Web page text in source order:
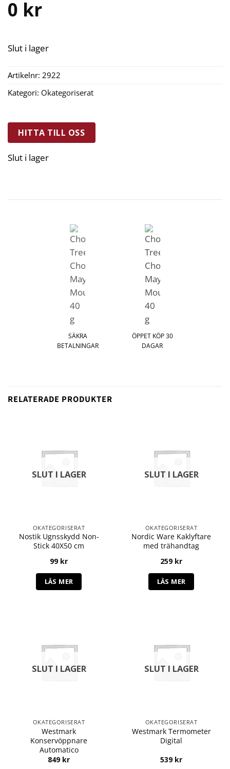
0 kr
Slut i lager
Artikelnr: 2922
Kategori: Okategoriserat
HITTA TILL OSS
Slut i lager
SÄKRA
BETALNINGAR
ÖPPET KÖP 30
DAGAR
RELATERADE PRODUKTER
SLUT I LAGER
OKATEGORISERAT
Nostik Ugnsskydd Non-
Stick 40X50 cm
99 kr
LÄS MER
SLUT I LAGER
OKATEGORISERAT
Nordic Ware Kaklyftare
med trähandtag
259 kr
LÄS MER
SLUT I LAGER
OKATEGORISERAT
Westmark
Konservöppnare
Automatico
849 kr
SLUT I LAGER
OKATEGORISERAT
Westmark Termometer
Digital
539 kr